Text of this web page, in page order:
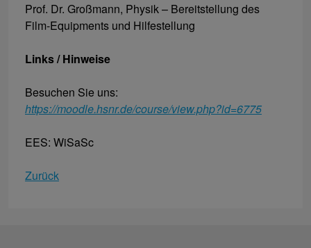
Prof. Dr. Großmann, Physik – Bereitstellung des
Film-Equipments und Hilfestellung
Links / Hinweise
Besuchen Sie uns:
https://moodle.hsnr.de/course/view.php?id=6775
EES: WiSaSc
Zurück